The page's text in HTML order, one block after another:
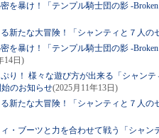
を暴け！「テンプル騎士団の影 -
新たな大冒険！「シャンティと７人の
を暴け！「テンプル騎士団の影 -
14日)
り！ 様々な遊び方が出来る「シャン
のお知らせ(2025月11年13日)
新たな大冒険！「シャンティと７人の
・ブーツと力を合わせて戦う「シャ